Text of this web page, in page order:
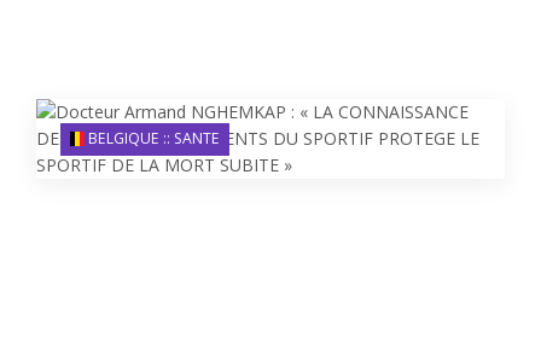
BELGIQUE :: SANTE